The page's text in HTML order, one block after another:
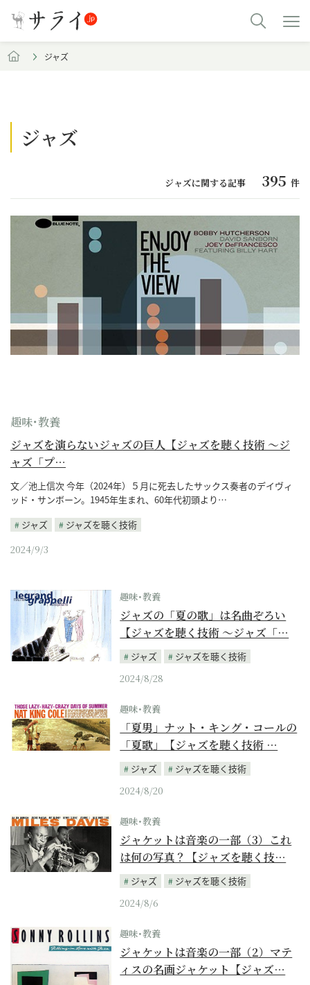
ジャズ
ジャズ
ジャズに関する記事 395 件
趣味･教養
ジャズを演らないジャズの巨人【ジャズを聴く技術 〜ジ
ャズ「プ…
文／池上信次 今年（2024年）５月に死去したサックス奏者のデイヴィ
ッド・サンボーン。1945年生まれ、60年代初頭より…
ジャズ
ジャズを聴く技術
2024/9/3
趣味･教養
ジャズの「夏の歌」は名曲ぞろい
【ジャズを聴く技術 〜ジャズ「…
ジャズ
ジャズを聴く技術
2024/8/28
趣味･教養
「夏男」ナット・キング・コールの
「夏歌」【ジャズを聴く技術 …
ジャズ
ジャズを聴く技術
2024/8/20
趣味･教養
ジャケットは音楽の一部（3）これ
は何の写真？【ジャズを聴く技…
ジャズ
ジャズを聴く技術
2024/8/6
趣味･教養
ジャケットは音楽の一部（2）マテ
ィスの名画ジャケット【ジャズ…